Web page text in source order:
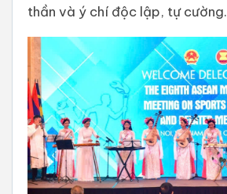
thần và ý chí độc lập, tự cường.